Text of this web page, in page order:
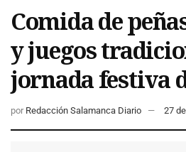
Comida de
y juegos
jornada festiva
por Redacción Salamanca Diario 27